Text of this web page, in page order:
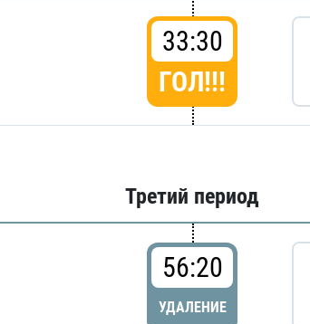
33:30
ГОЛ!!!
Третий период
56:20
УДАЛЕНИЕ